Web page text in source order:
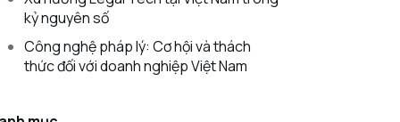
kỷ nguyên số
Công nghệ pháp lý: Cơ hội và thách
thức đối với doanh nghiệp Việt Nam